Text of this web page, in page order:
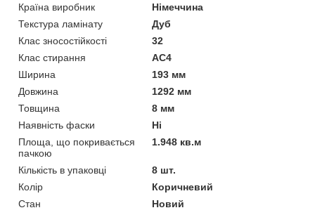
Країна виробник
Німеччина
Текстура ламінату
Дуб
Клас зносостійкості
32
Клас стирання
АС4
Ширина
193 мм
Довжина
1292 мм
Товщина
8 мм
Наявність фаски
Ні
Площа, що покривається
пачкою
1.948 кв.м
Кількість в упаковці
8 шт.
Колір
Коричневий
Стан
Новий